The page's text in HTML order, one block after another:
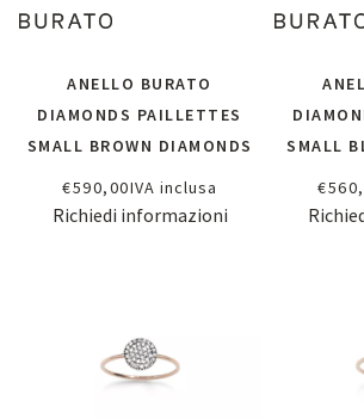
ANELLO BURATO
DIAMONDS PAILLETTES
SMALL BROWN DIAMONDS
€590,00IVA inclusa
Richiedi informazioni
SMALL
€